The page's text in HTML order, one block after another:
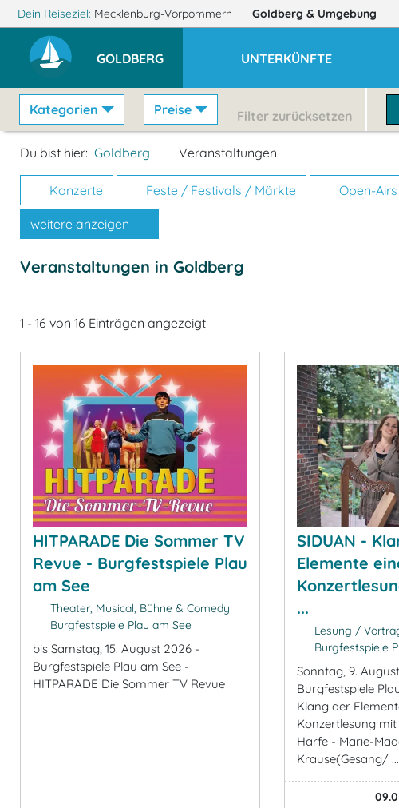
Dein Reiseziel: Mecklenburg-Vorpommern Goldberg & Umgebung
GOLDBERG UNTERKÜNFTE
Kategorien Preise Filter zurücksetzen
Du bist hier: Goldberg Veranstaltungen
Konzerte Feste / Festivals / Märkte Open-
weitere anzeigen
Veranstaltungen in Goldberg
1 - 16 von 16 Einträgen angezeigt
HITPARADE Die Sommer TV
Revue - Burgfestspiele Plau
am See
Theater, Musical, Bühne & Comedy
Burgfestspiele Plau am See
bis Samstag, 15. August 2026 -
Burgfestspiele Plau am See -
HITPARADE Die Sommer TV Revue
SIDUAN -
Elemente
...
Lesung /
Burgfestspiele
Sonntag, 9.
Burgfestspiele
Klang der
Konzertlesung
Harfe - Marie-
Krause(Gesang/ ...